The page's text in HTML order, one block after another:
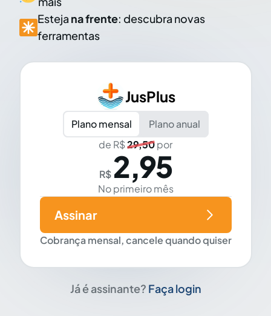
Esteja na frente: descubra novas
ferramentas
JusPlus
Plano mensal
Plano anual
de R$29,50por
R$ 2,95
No primeiro mês
Cobrança mensal, cancele quando quiser
Assinar
Já é assinante? Faça login